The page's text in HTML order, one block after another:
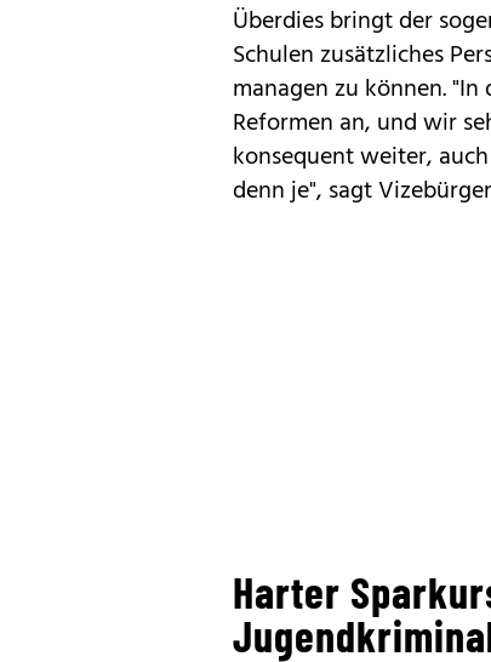
Überdies bringt der
Schulen zusätzliches
managen zu können.
Reformen an, und wir
konsequent weiter,
denn je", sagt
Harter